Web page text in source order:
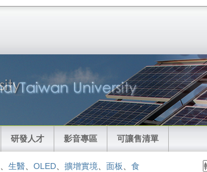
研發人才 影音專區 可讓售清單
、 生醫、 OLED、 擴增實境、 面板、 食